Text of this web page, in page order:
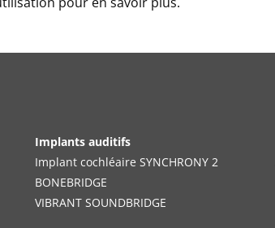
Implants auditifs
Implant cochléaire SYNCHRONY 2
BONEBRIDGE
VIBRANT SOUNDBRIDGE